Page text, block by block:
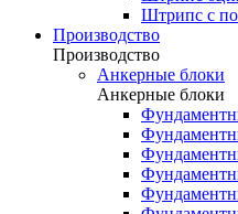
Штрипс с
Производство
Производство
Анкерные блоки
Анкерные блоки